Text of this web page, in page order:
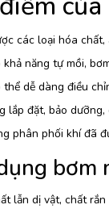
các loại hóa
khả năng tự mồi,
thể dễ dàng điều
lắp đặt, bảo
phân phối khí đã
lẫn dị vật, chất